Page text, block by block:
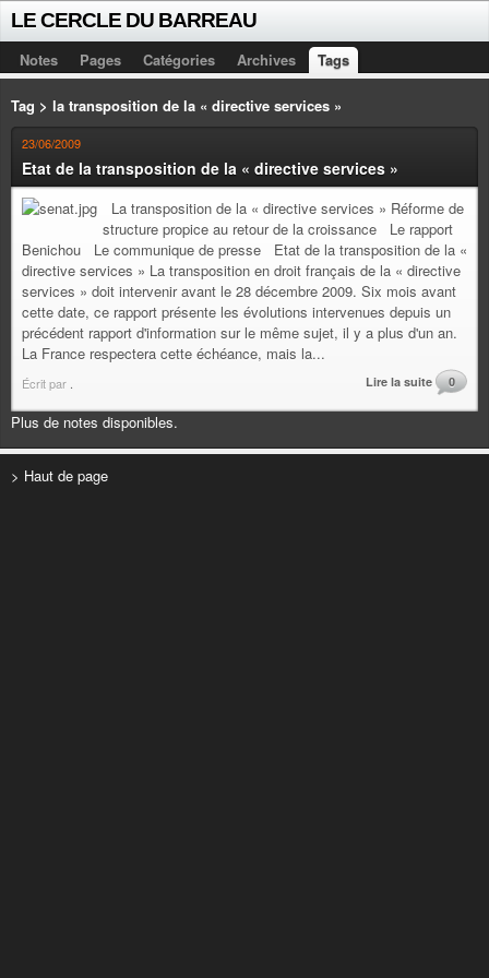
LE CERCLE DU BARREAU
Notes Pages Catégories Archives Tags
Tag > la transposition de la « directive services »
23/06/2009
Etat de la transposition de la « directive services »
La transposition de la « directive services » Réforme de
structure propice au retour de la croissance Le rapport
Benichou Le communique de presse Etat de la transposition de la «
directive services » La transposition en droit français de la « directive
services » doit intervenir avant le 28 décembre 2009. Six mois avant
cette date, ce rapport présente les évolutions intervenues depuis un
précédent rapport d'information sur le même sujet, il y a plus d'un an.
La France respectera cette échéance, mais la...
Écrit par Lire la suite 0
Plus de notes disponibles.
> Haut de page